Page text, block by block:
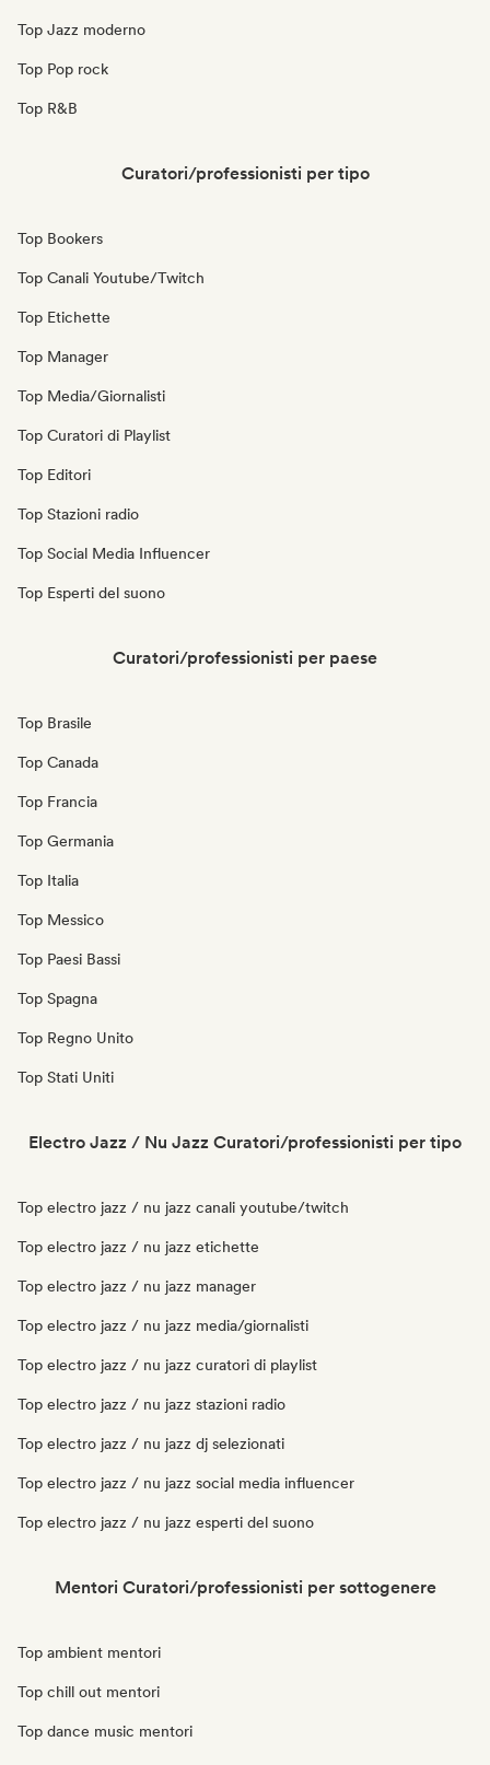
Top Jazz moderno
Top Pop rock
Top R&B
Curatori/professionisti per tipo
Top Bookers
Top Canali Youtube/Twitch
Top Etichette
Top Manager
Top Media/Giornalisti
Top Curatori di Playlist
Top Editori
Top Stazioni radio
Top Social Media Influencer
Top Esperti del suono
Curatori/professionisti per paese
Top Brasile
Top Canada
Top Francia
Top Germania
Top Italia
Top Messico
Top Paesi Bassi
Top Spagna
Top Regno Unito
Top Stati Uniti
Electro Jazz / Nu Jazz Curatori/professionisti per tipo
Top electro jazz / nu jazz canali youtube/twitch
Top electro jazz / nu jazz etichette
Top electro jazz / nu jazz manager
Top electro jazz / nu jazz media/giornalisti
Top electro jazz / nu jazz curatori di playlist
Top electro jazz / nu jazz stazioni radio
Top electro jazz / nu jazz dj selezionati
Top electro jazz / nu jazz social media influencer
Top electro jazz / nu jazz esperti del suono
Mentori Curatori/professionisti per sottogenere
Top ambient mentori
Top chill out mentori
Top dance music mentori